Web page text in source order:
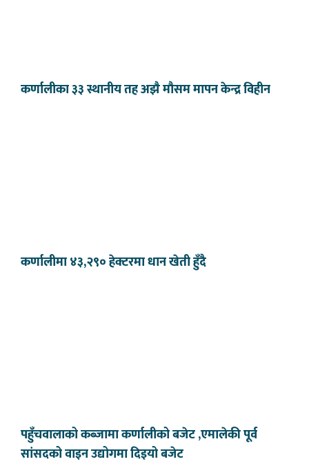
कर्णालीका ३३ स्थानीय तह अझै मौसम मापन केन्द्र विहीन
कर्णालीमा ४३,२९० हेक्टरमा धान खेती हुँदै
पहुँचवालाको कब्जामा कर्णालीको बजेट ,एमालेकी पूर्व
सांसदको वाइन उद्योगमा दिइयो बजेट